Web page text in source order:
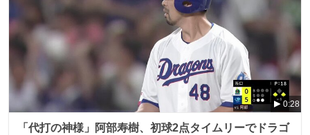
0:28
「代打の神様」阿部寿樹、初球2点タイムリーでドラゴ